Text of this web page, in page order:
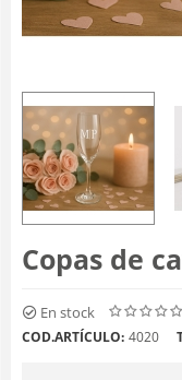
Copas de
En stock
COD.ARTÍCULO: 4020